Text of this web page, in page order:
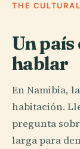
THE
Un país
hablar
En Namibia,
habitación.
pregunta
larga para